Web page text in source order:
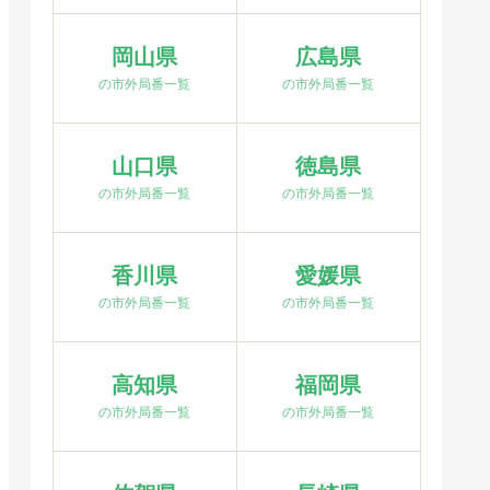
岡山県
の市外局番一覧
広島県
の市外局番一覧
山口県
の市外局番一覧
徳島県
の市外局番一覧
香川県
の市外局番一覧
愛媛県
の市外局番一覧
高知県
の市外局番一覧
福岡県
の市外局番一覧